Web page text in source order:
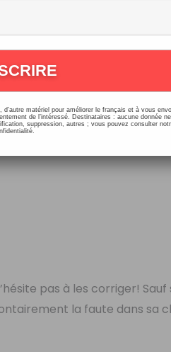
dire “La voiture à papa
du nom
pas à les corriger! Sauf
la faute dans sa
matériel pour améliorer le français et à vous
de l’intéressé. Destinataires : aucune donnée
suppression, autres ; vous pouvez consulter